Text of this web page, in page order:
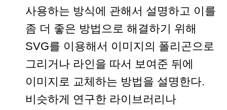
사용하는 방식에 관해서 설명하고 이를
좀 더 좋은 방법으로 해결하기 위해
SVG를 이용해서 이미지의 폴리곤으로
그리거나 라인을 따서 보여준 뒤에
이미지로 교체하는 방법을 설명한다.
비슷하게 연구한 라이브러리나